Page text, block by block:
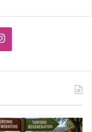
Instagram